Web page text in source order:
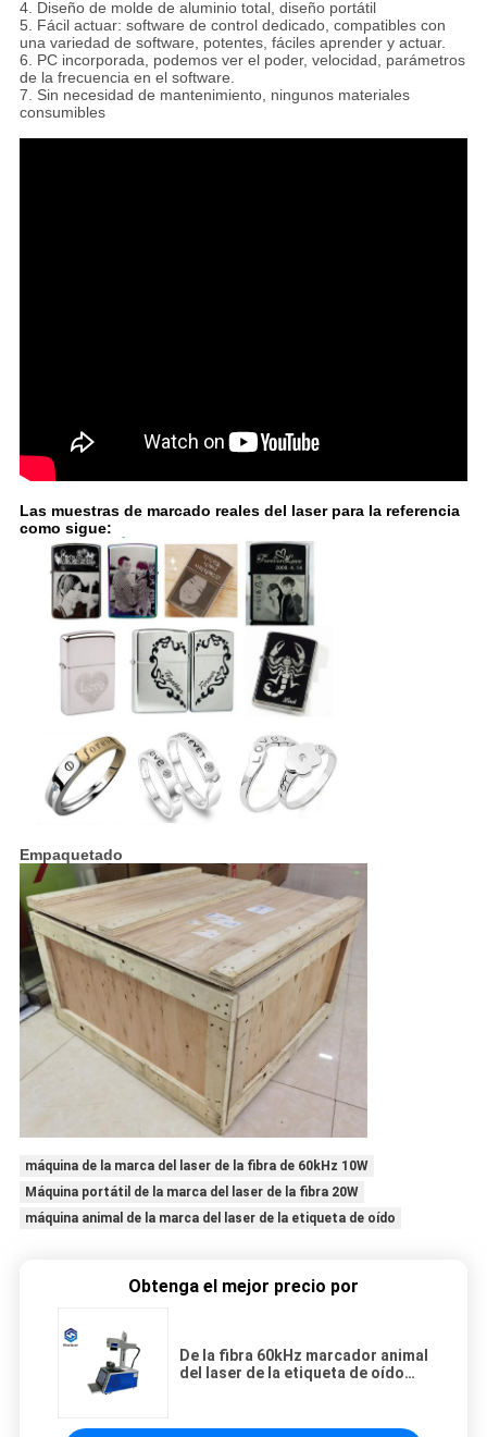
4. Diseño de molde de aluminio total, diseño portátil
5. Fácil actuar: software de control dedicado, compatibles con
una variedad de software, potentes, fáciles aprender y actuar.
6. PC incorporada, podemos ver el poder, velocidad, parámetros
de la frecuencia en el software.
7. Sin necesidad de mantenimiento, ningunos materiales
consumibles
Las muestras de marcado reales del laser para la referencia
como sigue:
Empaquetado
máquina de la marca del laser de la fibra de 60kHz 10W
Máquina portátil de la marca del laser de la fibra 20W
máquina animal de la marca del laser de la etiqueta de oído
Obtenga el mejor precio por
De la fibra 60kHz marcador animal
del laser de la etiqueta de oído